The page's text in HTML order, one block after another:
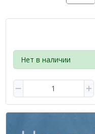
Нет в наличии